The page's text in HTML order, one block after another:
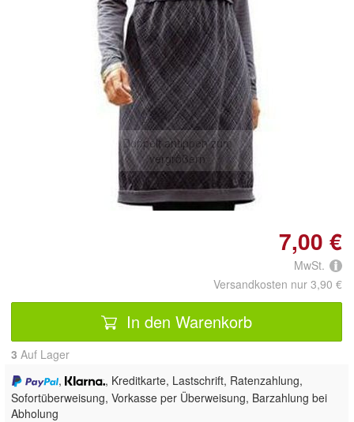
Doppelt antippen zum
vergrößern
7,00 €
MwSt.
Versandkosten nur 3,90 €
In den Warenkorb
3 Auf Lager
,
, Kreditkarte, Lastschrift, Ratenzahlung,
Sofortüberweisung, Vorkasse per Überweisung, Barzahlung bei
Abholung